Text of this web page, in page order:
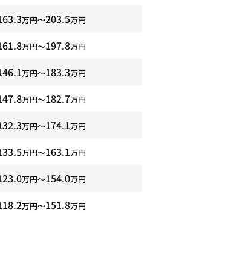
万円〜203.5万円
万円〜197.8万円
万円〜183.3万円
万円〜182.7万円
万円〜174.1万円
万円〜163.1万円
万円〜154.0万円
万円〜151.8万円